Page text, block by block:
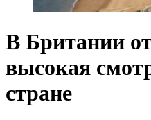
В Британии
высокая
стране